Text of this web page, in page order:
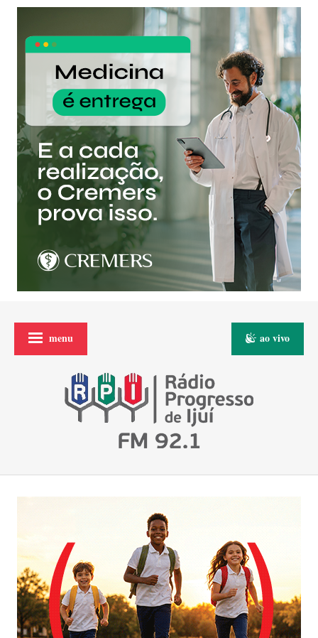
menu ao vivo